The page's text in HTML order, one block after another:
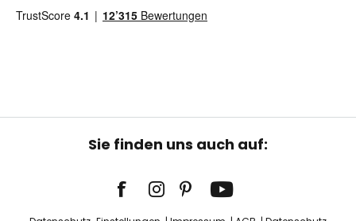
Sie finden uns auch auf: